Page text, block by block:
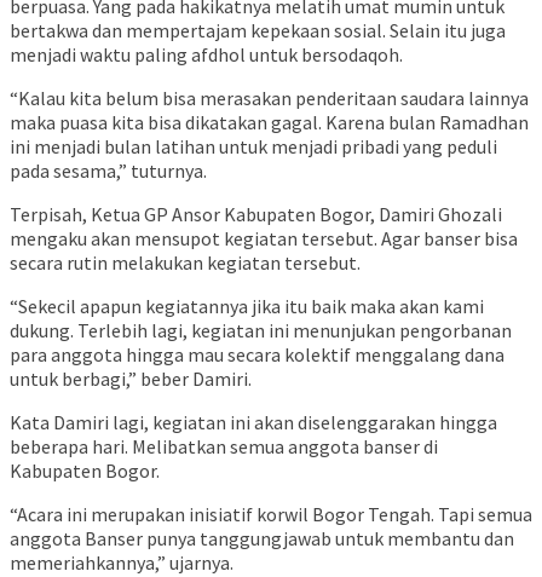
berpuasa. Yang pada hakikatnya melatih umat mumin untuk
bertakwa dan mempertajam kepekaan sosial. Selain itu juga
menjadi waktu paling afdhol untuk bersodaqoh.
“Kalau kita belum bisa merasakan penderitaan saudara lainnya
maka puasa kita bisa dikatakan gagal. Karena bulan Ramadhan
ini menjadi bulan latihan untuk menjadi pribadi yang peduli
pada sesama,” tuturnya.
Terpisah, Ketua GP Ansor Kabupaten Bogor, Damiri Ghozali
mengaku akan mensupot kegiatan tersebut. Agar banser bisa
secara rutin melakukan kegiatan tersebut.
“Sekecil apapun kegiatannya jika itu baik maka akan kami
dukung. Terlebih lagi, kegiatan ini menunjukan pengorbanan
para anggota hingga mau secara kolektif menggalang dana
untuk berbagi,” beber Damiri.
Kata Damiri lagi, kegiatan ini akan diselenggarakan hingga
beberapa hari. Melibatkan semua anggota banser di
Kabupaten Bogor.
“Acara ini merupakan inisiatif korwil Bogor Tengah. Tapi semua
anggota Banser punya tanggungjawab untuk membantu dan
memeriahkannya,” ujarnya.